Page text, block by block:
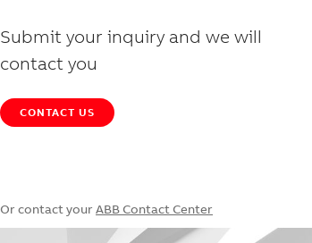
Submit your inquiry and we will
contact you
CONTACT US
Or contact your ABB Contact Center